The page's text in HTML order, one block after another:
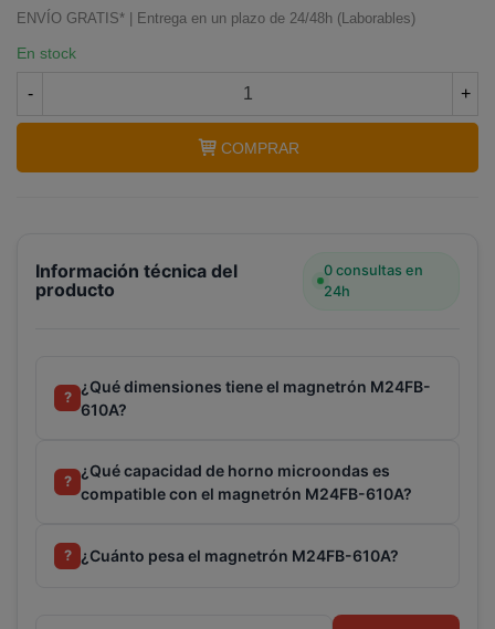
ENVÍO GRATIS* | Entrega en un plazo de 24/48h (Laborables)
En stock
- +
COMPRAR
Información técnica del
producto
0 consultas en
24h
?
¿Qué dimensiones tiene el magnetrón M24FB-
610A?
?
¿Qué capacidad de horno microondas es
compatible con el magnetrón M24FB-610A?
? ¿Cuánto pesa el magnetrón M24FB-610A?